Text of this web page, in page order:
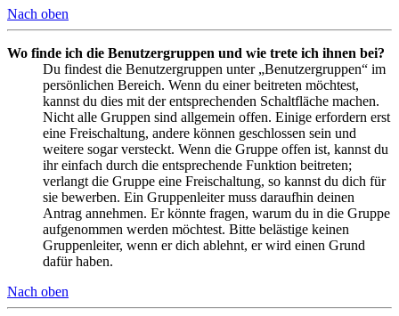
Nach oben
Wo finde ich die Benutzergruppen und wie trete ich ihnen bei?
Du findest die Benutzergruppen unter „Benutzergruppen“ im
persönlichen Bereich. Wenn du einer beitreten möchtest,
kannst du dies mit der entsprechenden Schaltfläche machen.
Nicht alle Gruppen sind allgemein offen. Einige erfordern erst
eine Freischaltung, andere können geschlossen sein und
weitere sogar versteckt. Wenn die Gruppe offen ist, kannst du
ihr einfach durch die entsprechende Funktion beitreten;
verlangt die Gruppe eine Freischaltung, so kannst du dich für
sie bewerben. Ein Gruppenleiter muss daraufhin deinen
Antrag annehmen. Er könnte fragen, warum du in die Gruppe
aufgenommen werden möchtest. Bitte belästige keinen
Gruppenleiter, wenn er dich ablehnt, er wird einen Grund
dafür haben.
Nach oben